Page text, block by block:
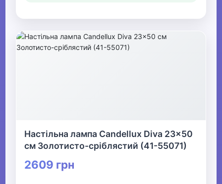
Настільна лампа Candellux Diva 23x50
см Золотисто-сріблястий (41-55071)
2609 грн